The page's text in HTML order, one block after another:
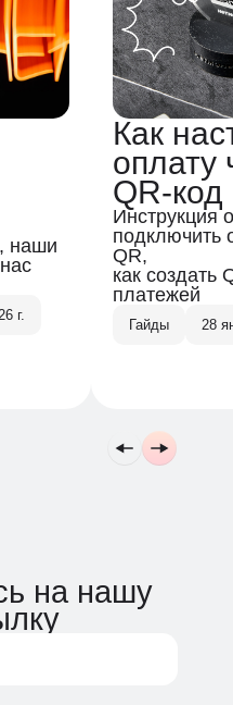
наши
г.
Как
оплату
QR-код
Инструкция
подключить
QR,
как создать
платежей
Гайды 28